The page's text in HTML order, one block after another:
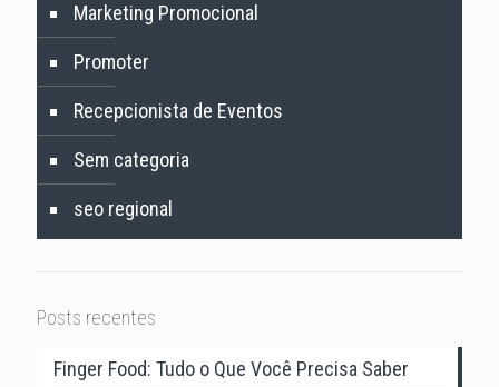
Marketing Promocional
Promoter
Recepcionista de Eventos
Sem categoria
seo regional
Posts recentes
Finger Food: Tudo o Que Você Precisa Saber